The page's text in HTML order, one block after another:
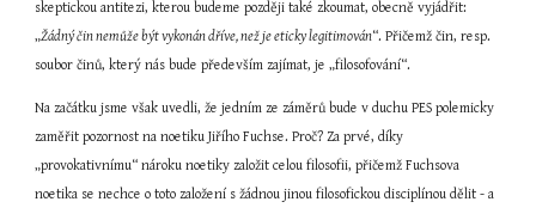
skeptickou antitezi, kterou budeme později také zkoumat, obecně vyjádřit:
„Žádný čin nemůže být vykonán dříve, než je eticky legitimován“. Přičemž čin, resp.
soubor činů, který nás bude především zajímat, je „filosofování“.
Na začátku jsme však uvedli, že jedním ze záměrů bude v duchu PES polemicky
zaměřit pozornost na noetiku Jiřího Fuchse. Proč? Za prvé, díky
„provokativnímu“ nároku noetiky založit celou filosofii, přičemž Fuchsova
noetika se nechce o toto založení s žádnou jinou filosofickou disciplínou dělit - a